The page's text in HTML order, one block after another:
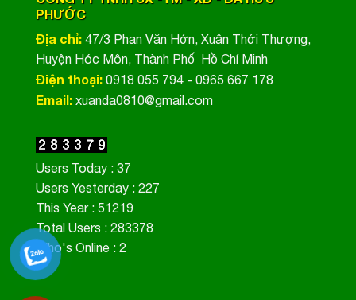
PHƯỚC
Địa chỉ: 47/3 Phan Văn Hớn, Xuân Thới Thượng,
Huyện Hóc Môn, Thành Phố Hồ Chí Minh
Điện thoại: 0918 055 794 - 0965 667 178
Email: xuanda0810@gmail.com
Users Today : 37
Users Yesterday : 227
This Year : 51219
Total Users : 283378
Who's Online : 2